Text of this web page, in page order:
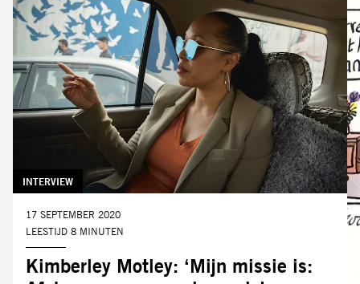
Kimberley Motley: ‘Mijn missie is:
TAG:
INTERVIEW
DATUM:
17 SEPTEMBER 2020
LEESTIJD 8 MINUTEN